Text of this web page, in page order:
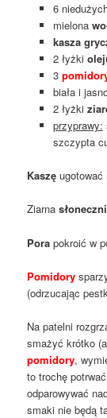
6
mielona
kasza
2 łyżki
3
biała i
2 łyżki
przyprawy:
szczypta
Kaszę
Ziarna
Pora pokroić w
Pomidory
(odrzucając
Na patelni
smażyć krótko
pomidory,
to trochę
odparowywać
smaki nie będą